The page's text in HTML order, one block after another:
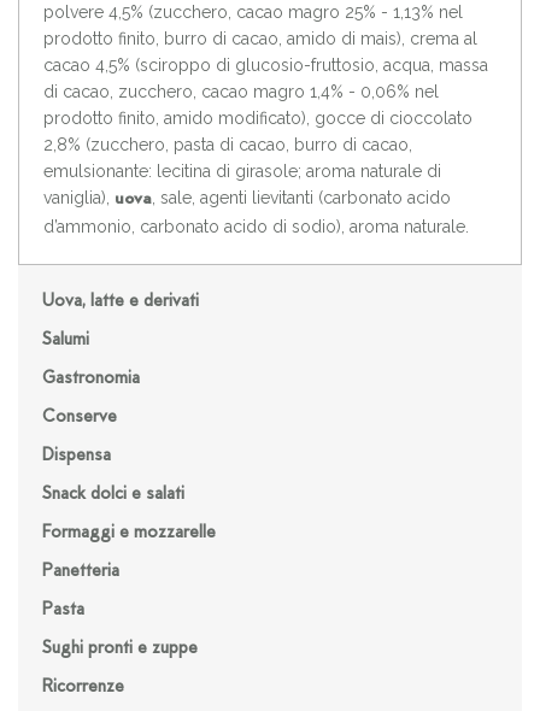
Uova, latte e derivati
Salumi
Gastronomia
Conserve
Dispensa
Snack dolci e salati
Formaggi e mozzarelle
Panetteria
Pasta
Sughi pronti e zuppe
Ricorrenze
polvere 4,5% (zucchero, cacao magro 25% - 1,13% nel
prodotto finito, burro di cacao, amido di mais), crema al
cacao 4,5% (sciroppo di glucosio-fruttosio, acqua, massa
di cacao, zucchero, cacao magro 1,4% - 0,06% nel
prodotto finito, amido modificato), gocce di cioccolato
2,8% (zucchero, pasta di cacao, burro di cacao,
emulsionante: lecitina di girasole; aroma naturale di
vaniglia),
uova , sale, agenti lievitanti (carbonato acido
d’ammonio, carbonato acido di sodio), aroma naturale.